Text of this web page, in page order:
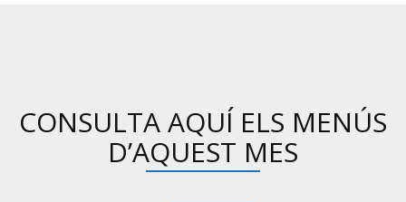
CONSULTA AQUÍ ELS MENÚS
D’AQUEST MES